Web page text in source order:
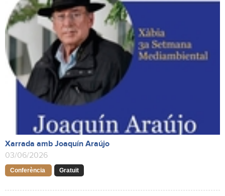
Xarrada amb Joaquín Araújo
03/06/2026
Conferència Gratuït